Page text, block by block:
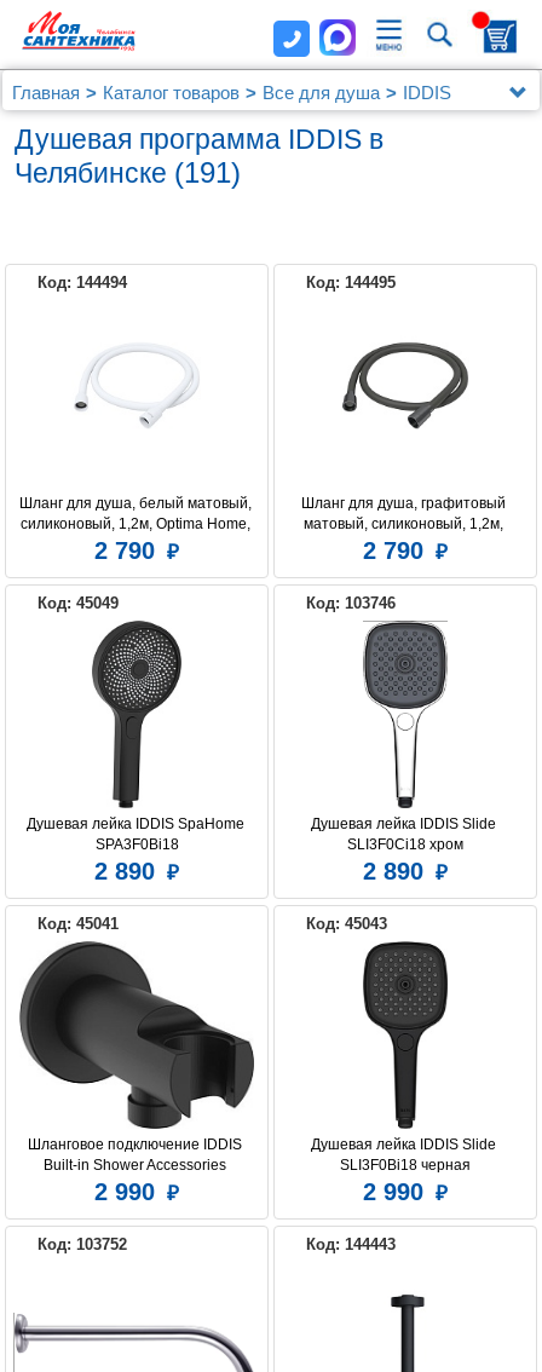
Главная Каталог товаров Все для душа IDDIS
Душевая программа IDDIS в
Челябинске (191)
Код: 144494
Шланг для душа, белый матовый,
силиконовый, 1,2м, Optima Home,
IDDIS, OPH12WLi19
2 790
Код: 144495
Шланг для душа, графитовый
матовый, силиконовый, 1,2м,
Optima Home, IDDIS, OPH12GLi19
2 790
Код: 45049
Душевая лейка IDDIS SpaHome
SPA3F0Bi18
2 890
Код: 103746
Душевая лейка IDDIS Slide
SLI3F0Ci18 хром
2 890
Код: 45041
Шланговое подключение IDDIS
Built-in Shower Accessories
003BL01i62 с держателем, черное
2 990
Код: 45043
Душевая лейка IDDIS Slide
SLI3F0Bi18 черная
2 990
Код: 103752 Код: 144443